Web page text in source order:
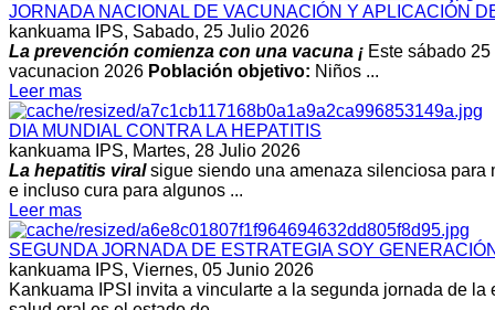
JORNADA NACIONAL DE VACUNACIÓN Y APLICACIÓN
kankuama IPS, Sabado, 25 Julio 2026
La prevención comienza con una vacuna ¡ Este sábado
vacunacion 2026 Población objetivo: Niños ...
Leer mas
DIA MUNDIAL CONTRA LA HEPATITIS
kankuama IPS, Martes, 28 Julio 2026
La hepatitis viralsigue siendo una amenaza silenciosa para
e incluso cura para algunos ...
Leer mas
SEGUNDA JORNADA DE ESTRATEGIA SOY
kankuama IPS, Viernes, 05 Junio 2026
Kankuama IPSI invita a vincularte a la segunda jornada de